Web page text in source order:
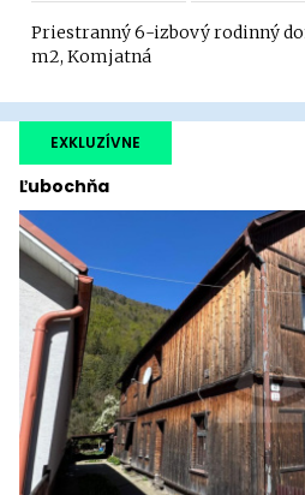
Priestranný 6-izbový rodinný
m2, Komjatná
Ľubochňa
EXKLUZÍVNE